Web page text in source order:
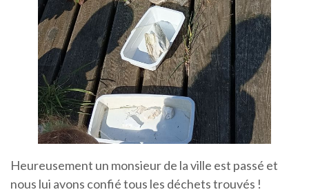
Heureusement un monsieur de la ville est passé et
nous lui avons confié tous les déchets trouvés !